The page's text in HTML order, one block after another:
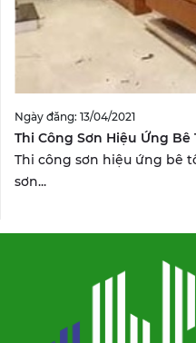
Ngày đăng: 13/04/2021
Thi Công Sơn Hiệu Ứng Bê
Thi công sơn hiệu ứng bê
sơn...